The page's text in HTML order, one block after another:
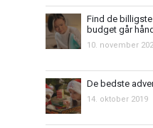
Find de
budget går
10. november
De bedste
14. oktober 2019